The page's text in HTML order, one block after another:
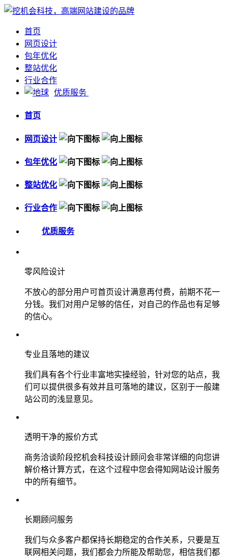
首页
网页设计
包年优化
整站优化
行业合作
优质服务
首页
网页设计
包年优化
整站优化
行业合作
优质服务
零风险设计
不放心的部分用户可首页设计满意再付费，前期不花一
分钱。我们对用户足够的信任，对自己的作品也有足够
的信心。
专业且落地的建议
我们具有各个行业丰富地实操经验，针对您的站点，我
们可以提供很多有效并且可落地的建议，区别于一般建
站公司的浅显意见。
透明干净的报价方式
商务洽谈阶段挖机会科技设计顾问会非常详细的向您讲
解价格计算方式，在这个过程中您会得知网站设计服务
中的所有细节。
长期顾问服务
我们与众多客户都保持长期稳定的合作关系，只要是互
联网相关问题，我们都会力所能及帮助您，相信我们都